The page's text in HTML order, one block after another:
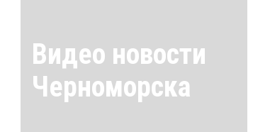
Видео новости
Черноморска